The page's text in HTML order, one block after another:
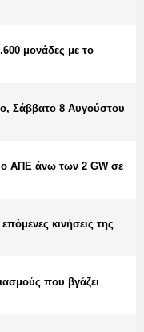
μονάδες με το
Σάββατο 8 Αυγούστου
ΑΠΕ άνω των 2 GW σε
κινήσεις της
που βγάζει